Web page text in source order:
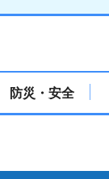
防災・安全